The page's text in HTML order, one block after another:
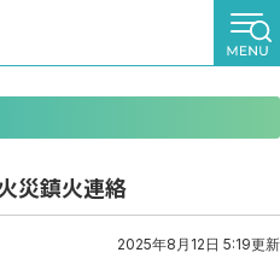
災鎮火連絡
2025年8月12日 5:19更新